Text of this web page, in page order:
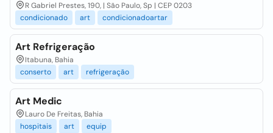
R Gabriel Prestes, 190, | São Paulo, Sp | CEP 0203
condicionado
art condicionadoartar
Art Refrigeração
Itabuna, Bahia
conserto
art refrigeração
Art Medic
Lauro De Freitas, Bahia
hospitais
art equip